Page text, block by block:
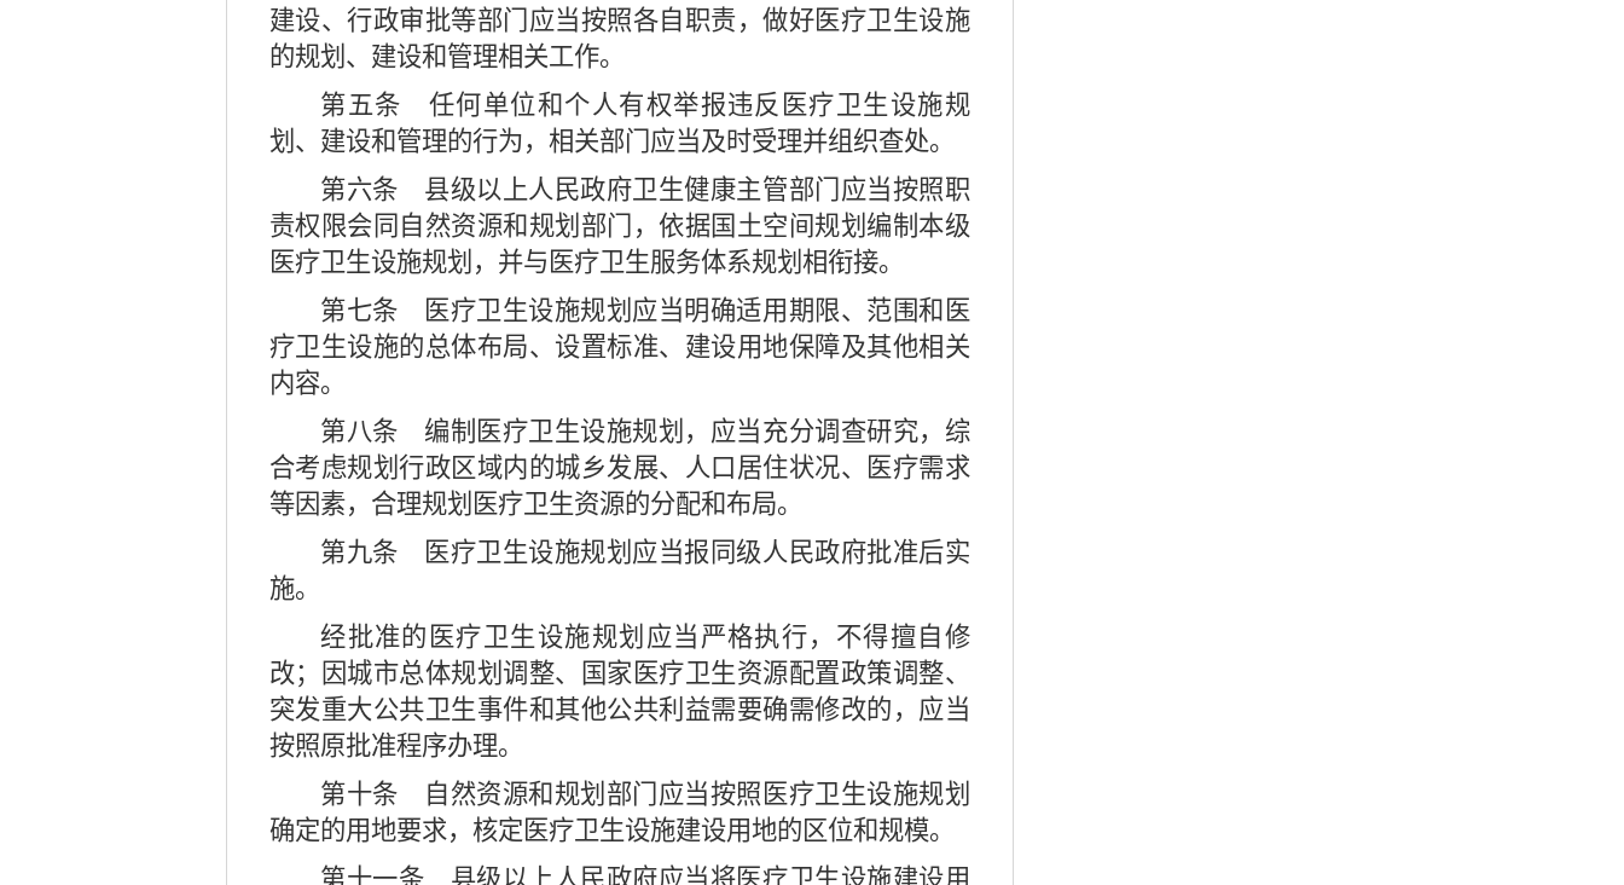
建设、行政审批等部门应当按照各自职责，做好医疗卫生设施
的规划、建设和管理相关工作。
第五条 任何单位和个人有权举报违反医疗卫生设施规
划、建设和管理的行为，相关部门应当及时受理并组织查处。
第六条 县级以上人民政府卫生健康主管部门应当按照职
责权限会同自然资源和规划部门，依据国土空间规划编制本级
医疗卫生设施规划，并与医疗卫生服务体系规划相衔接。
第七条 医疗卫生设施规划应当明确适用期限、范围和医
疗卫生设施的总体布局、设置标准、建设用地保障及其他相关
内容。
第八条 编制医疗卫生设施规划，应当充分调查研究，综
合考虑规划行政区域内的城乡发展、人口居住状况、医疗需求
等因素，合理规划医疗卫生资源的分配和布局。
第九条 医疗卫生设施规划应当报同级人民政府批准后实
施。
经批准的医疗卫生设施规划应当严格执行，不得擅自修
改；因城市总体规划调整、国家医疗卫生资源配置政策调整、
突发重大公共卫生事件和其他公共利益需要确需修改的，应当
按照原批准程序办理。
第十条 自然资源和规划部门应当按照医疗卫生设施规划
确定的用地要求，核定医疗卫生设施建设用地的区位和规模。
第十一条 县级以上人民政府应当将医疗卫生设施建设用